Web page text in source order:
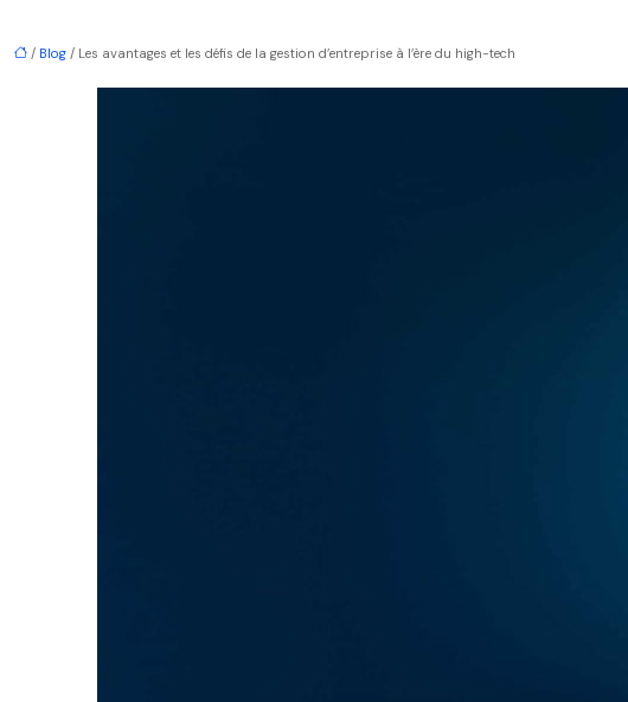
/ Blog / Les avantages et les défis de la gestion d’entreprise à l’ère du high-tech